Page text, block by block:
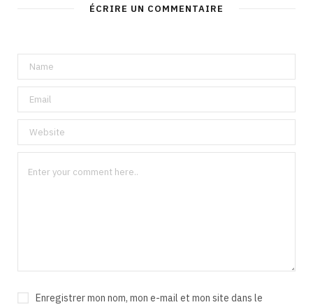
ÉCRIRE UN COMMENTAIRE
Enregistrer mon nom, mon e-mail et mon site dans le